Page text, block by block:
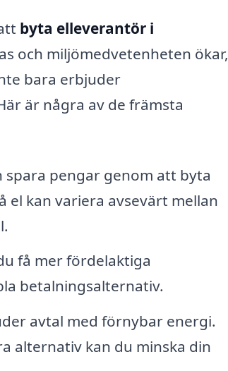
byta elleverantör i
och miljömedvetenheten ökar,
bara erbjuder
är några av de främsta
pengar genom att byta
kan variera avsevärt mellan
få mer fördelaktiga
betalningsalternativ.
avtal med förnybar energi.
alternativ kan du minska din